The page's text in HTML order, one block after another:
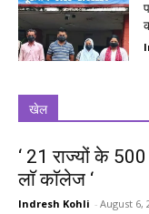
खेल
‘ 21 राज्यों के
लाॅ काॅलेज ‘
Indresh Kohli - August 6,